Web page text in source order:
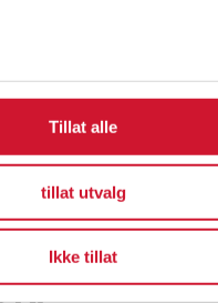
Tillat alle
tillat utvalg
Ikke tillatfusjonert